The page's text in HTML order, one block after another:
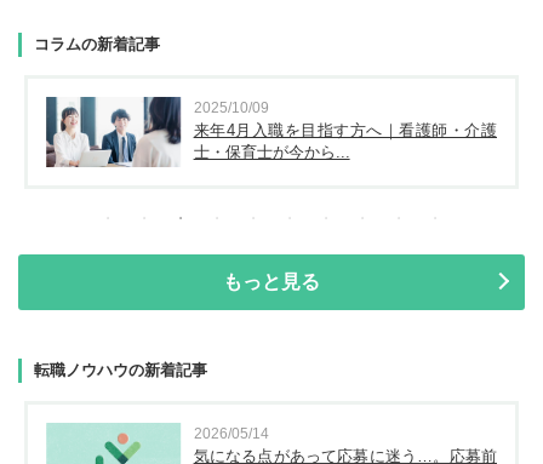
コラムの新着記事
2025/10/09
来年4月入職を目指す方へ｜看護師・介護
士・保育士が今から...
もっと見る
転職ノウハウの新着記事
2026/05/14
気になる点があって応募に迷う…。応募前